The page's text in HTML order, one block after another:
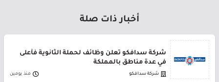
أخبار ذات صلة
شركة سدافكو تعلن وظائف لحملة الثانوية فأعلى
في عدة مناطق بالمملكة
شركة سدافكو منذ يومين